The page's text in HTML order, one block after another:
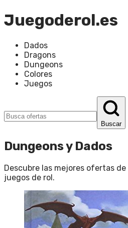
Juegoderol.es
Dados
Dragons
Dungeons
Colores
Juegos
Buscar
Dungeons y Dados
Descubre las mejores ofertas de
juegos de rol.